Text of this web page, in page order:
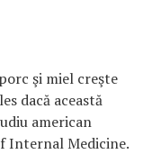
şi miel creşte
dacă această
american
Internal Medicine.